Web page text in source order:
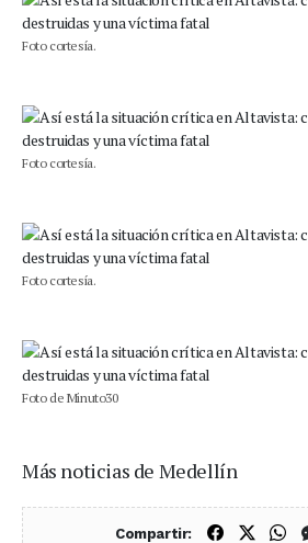
Foto cortesía.
Foto cortesía.
Foto cortesía.
Foto de Minuto30
Más noticias de Medellín
Compartir: Compartir